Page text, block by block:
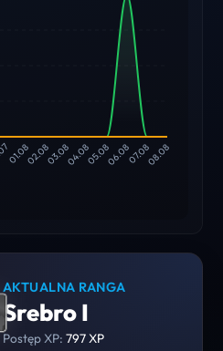
01.0802.0803.0804.0805.0806.0807.0808.08
AKTUALNA RANGA
Srebro I
Postęp XP: 797 XP